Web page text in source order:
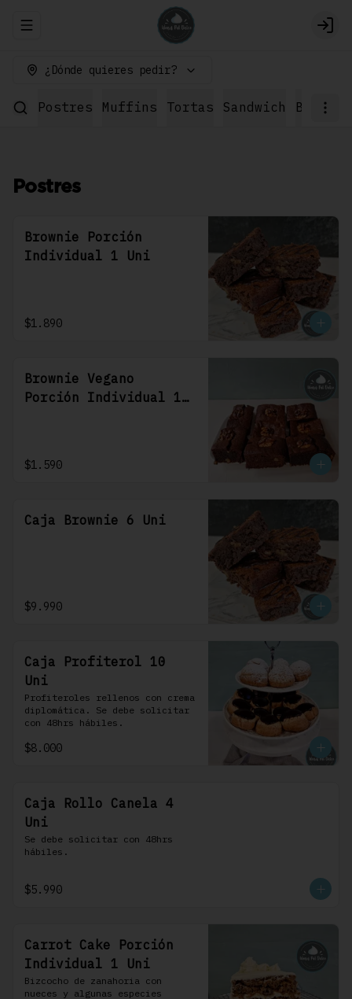
Abrir menu de navegación
¿Dónde quieres pedir?
Postres Muffins Tortas Sandwich
Postres
Brownie Porción
Individual 1 Uni
$1.890
Brownie Vegano
Porción Individual 1
$1.590
Caja Brownie 6 Uni
$9.990
Caja Profiterol 10
Uni
Profiteroles rellenos con crema
diplomática. Se debe solicitar
con 48hrs hábiles.
$8.000
Caja Rollo Canela 4
Uni
Se debe solicitar con 48hrs
hábiles.
$5.990
Carrot Cake Porción
Individual 1 Uni
Bizcocho de zanahoria con
nueces y algunas especies